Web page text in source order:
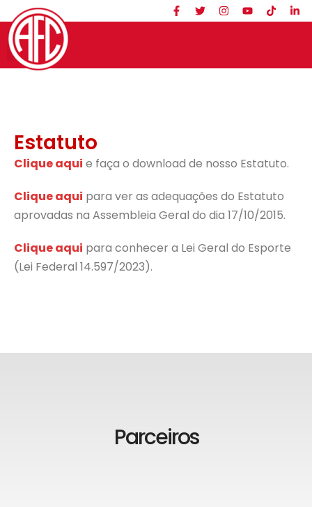
Estatuto
Clique aqui e faça o download de nosso Estatuto.
Clique aqui para ver as adequações do Estatuto
aprovadas na Assembleia Geral do dia 17/10/2015.
Clique aqui para conhecer a Lei Geral do Esporte
(Lei Federal 14.597/2023).
Parceiros